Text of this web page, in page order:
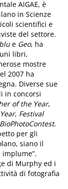
AIGAE, è
in Scienze
scientifici e
del settore.
e Geo, ha
libri,
mostre
2007 ha
Diverse sue
in concorsi
of the Year,
, Festival
BioPhotoContest.
per gli
siano il
di Murphy ed i
di fotografia